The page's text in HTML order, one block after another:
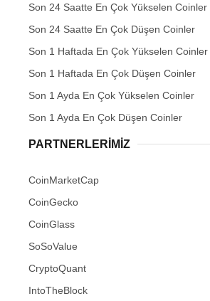
Son 24 Saatte En Çok Yükselen Coinler
Son 24 Saatte En Çok Düşen Coinler
Son 1 Haftada En Çok Yükselen Coinler
Son 1 Haftada En Çok Düşen Coinler
Son 1 Ayda En Çok Yükselen Coinler
Son 1 Ayda En Çok Düşen Coinler
PARTNERLERIMIZ
CoinMarketCap
CoinGecko
CoinGlass
SoSoValue
CryptoQuant
IntoTheBlock